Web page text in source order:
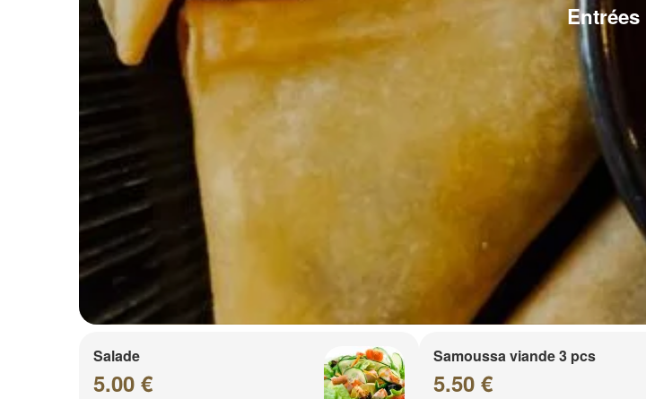
Entrées
Salade
5.00 €
Samoussa viande 3 pcs
5.50 €